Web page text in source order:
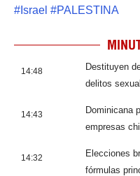
# Israel #PALESTINA
14:48
Destituyen
delitos
14:43
Dominicana
empresas
14:32
Elecciones
fórmulas